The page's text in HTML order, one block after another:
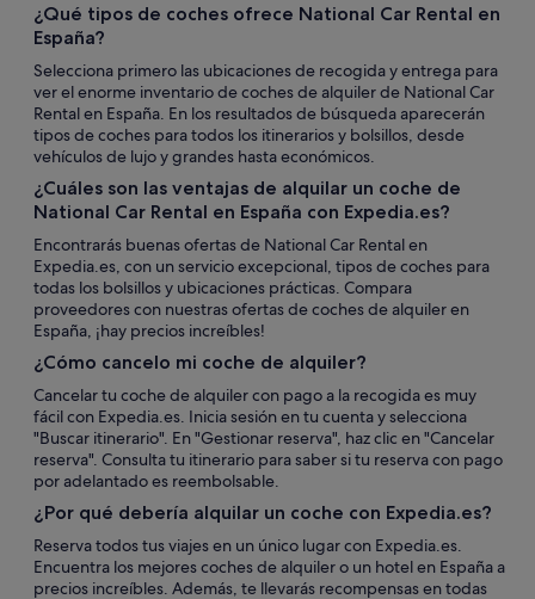
¿Qué tipos de coches ofrece National Car Rental en
España?
Selecciona primero las ubicaciones de recogida y entrega para
ver el enorme inventario de coches de alquiler de National Car
Rental en España. En los resultados de búsqueda aparecerán
tipos de coches para todos los itinerarios y bolsillos, desde
vehículos de lujo y grandes hasta económicos.
¿Cuáles son las ventajas de alquilar un coche de
National Car Rental en España con Expedia.es?
Encontrarás buenas ofertas de National Car Rental en
Expedia.es, con un servicio excepcional, tipos de coches para
todas los bolsillos y ubicaciones prácticas. Compara
proveedores con nuestras ofertas de coches de alquiler en
España, ¡hay precios increíbles!
¿Cómo cancelo mi coche de alquiler?
Cancelar tu coche de alquiler con pago a la recogida es muy
fácil con Expedia.es. Inicia sesión en tu cuenta y selecciona
"Buscar itinerario". En "Gestionar reserva", haz clic en "Cancelar
reserva". Consulta tu itinerario para saber si tu reserva con pago
por adelantado es reembolsable.
¿Por qué debería alquilar un coche con Expedia.es?
Reserva todos tus viajes en un único lugar con Expedia.es.
Encuentra los mejores coches de alquiler o un hotel en España a
precios increíbles. Además, te llevarás recompensas en todas